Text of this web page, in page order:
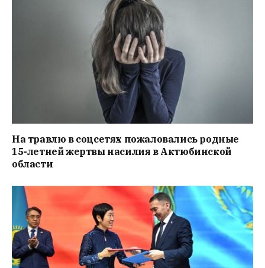
На травлю в соцсетях пожаловались родные
15-летней жертвы насилия в Актюбинской
области